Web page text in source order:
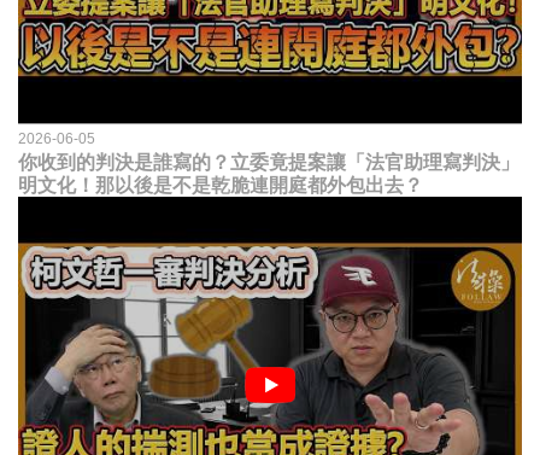
2026-06-05
你收到的判決是誰寫的？立委竟提案讓「法官助理寫判決」
明文化！那以後是不是乾脆連開庭都外包出去？